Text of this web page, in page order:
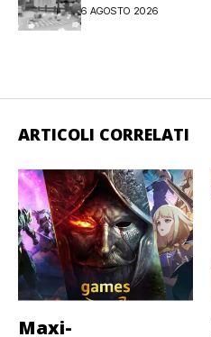
6 AGOSTO 2026
ARTICOLI CORRELATI
Maxi-